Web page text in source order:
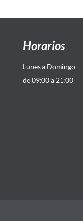
Horarios
Lunes a Domingo
de 09:00 a 21:00